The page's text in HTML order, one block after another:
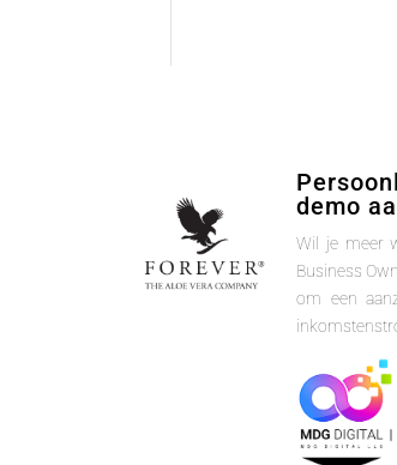
demo
Wil je meer
Business
om een